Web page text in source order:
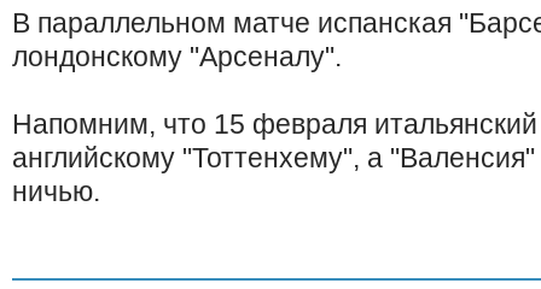
В параллельном матче испанская
лондонскому "Арсеналу".
Напомним, что 15 февраля
английскому "Тоттенхему", а
ничью.